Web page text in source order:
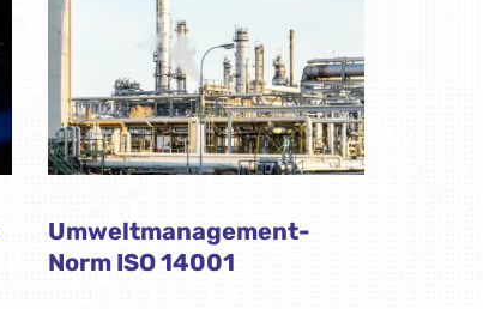
Umweltmanagement-
Norm ISO 14001